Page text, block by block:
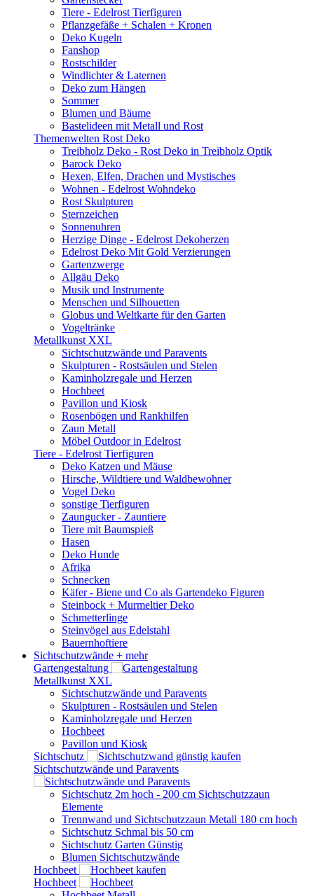
Tiere - Edelrost Tierfiguren
Pflanzgefäße + Schalen + Kronen
Deko Kugeln
Fanshop
Rostschilder
Windlichter & Laternen
Deko zum Hängen
Sommer
Blumen und Bäume
Bastelideen mit Metall und Rost
Themenwelten Rost Deko
Treibholz Deko - Rost Deko in Treibholz Optik
Barock Deko
Hexen, Elfen, Drachen und Mystisches
Wohnen - Edelrost Wohndeko
Rost Skulpturen
Sternzeichen
Sonnenuhren
Herzige Dinge - Edelrost Dekoherzen
Edelrost Deko Mit Gold Verzierungen
Gartenzwerge
Allgäu Deko
Musik und Instrumente
Menschen und Silhouetten
Globus und Weltkarte für den Garten
Vogeltränke
Metallkunst XXL
Sichtschutzwände und Paravents
Skulpturen - Rostsäulen und Stelen
Kaminholzregale und Herzen
Hochbeet
Pavillon und Kiosk
Rosenbögen und Rankhilfen
Zaun Metall
Möbel Outdoor in Edelrost
Tiere - Edelrost Tierfiguren
Deko Katzen und Mäuse
Hirsche, Wildtiere und Waldbewohner
Vogel Deko
sonstige Tierfiguren
Zaungucker - Zauntiere
Tiere mit Baumspieß
Hasen
Deko Hunde
Afrika
Schnecken
Käfer - Biene und Co als Gartendeko Figuren
Steinbock + Murmeltier Deko
Schmetterlinge
Steinvögel aus Edelstahl
Bauernhoftiere
Sichtschutzwände + mehr
Gartengestaltung
Metallkunst XXL
Sichtschutzwände und Paravents
Skulpturen - Rostsäulen und Stelen
Kaminholzregale und Herzen
Hochbeet
Pavillon und Kiosk
Sichtschutz
Sichtschutzwände und Paravents
Sichtschutz 2m hoch - 200 cm Sichtschutzzaun
Elemente
Trennwand und Sichtschutzzaun Metall 180 cm hoch
Sichtschutz Schmal bis 50 cm
Sichtschutz Garten Günstig
Blumen Sichtschutzwände
Hochbeet
Hochbeet